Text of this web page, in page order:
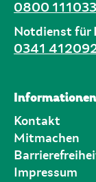
0800
Notdienst für
0341
Informationen
Kontakt
Mitmachen
Impressum